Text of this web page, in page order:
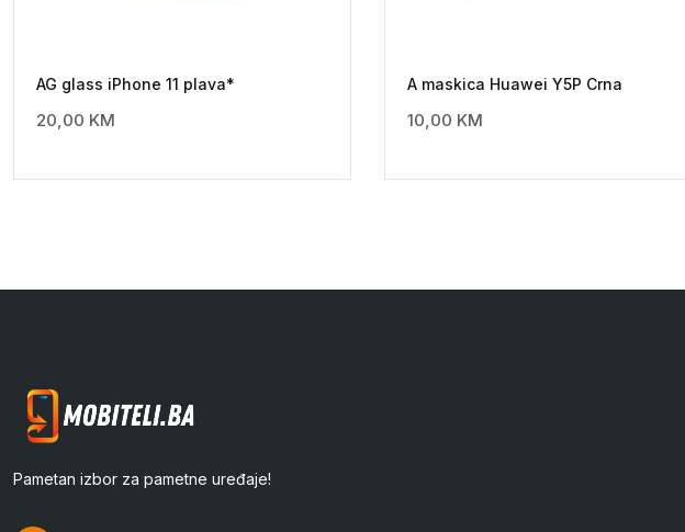
AG glass iPhone 11 plava*
20,00 KM
A maskica Huawei Y5P Crna
10,00 KM
Pametan izbor za pametne uređaje!